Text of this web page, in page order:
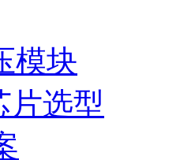
模块
片选型